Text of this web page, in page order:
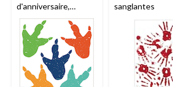
d'anniversaire,
empreinte de
dinosaure, paq. 10
sanglantes